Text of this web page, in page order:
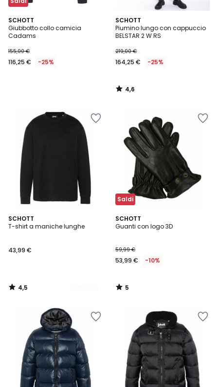
SCHOTT
Giubbotto collo camicia
Cadams
155,00 €
116,25 € -25%
SCHOTT
Piumino lungo con cappuccio
BELSTAR 2 W RS
219,00 €
164,25 € -25%
4,6
/ 5
4,6
/
SCHOTT
T-shirt a maniche lunghe
43,99 €
4,5
/ 5
3
Colori
4,5
/
Saldi
SCHOTT
Guanti con logo 3D
59,99 €
53,99 € -10%
5
/
5
/